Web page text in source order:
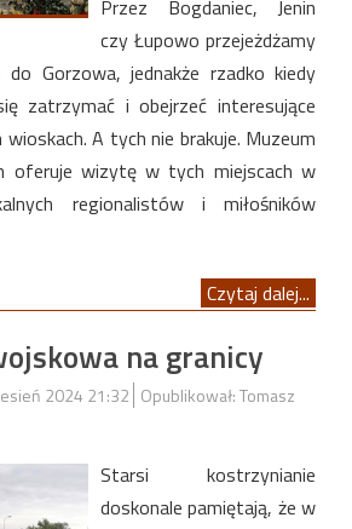
Przez Bogdaniec, Jenin
czy Łupowo przejeżdżamy
Gorzowa, jednakże rzadko kiedy
zatrzymać i obejrzeć interesujące
A tych nie brakuje. Muzeum
oferuje wizytę w tych miejscach w
regionalistów i miłośników
Czytaj dalej...
na granicy
2024 21:32 Opublikował: Tomasz
Starsi kostrzynianie
doskonale pamiętają, że w